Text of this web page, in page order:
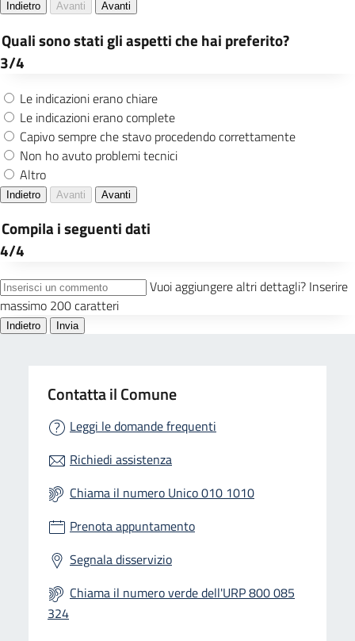
Contatta il Comune
Leggi le domande frequenti
Richiedi assistenza
Chiama il numero Unico 010 1010
Prenota appuntamento
Segnala disservizio
Chiama il numero verde dell'URP 800 085
324